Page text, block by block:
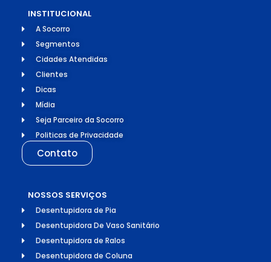
INSTITUCIONAL
A Socorro
Segmentos
Cidades Atendidas
Clientes
Dicas
Mídia
Seja Parceiro da Socorro
Politicas de Privacidade
Contato
NOSSOS SERVIÇOS
Desentupidora de Pia
Desentupidora De Vaso Sanitário
Desentupidora de Ralos
Desentupidora de Coluna